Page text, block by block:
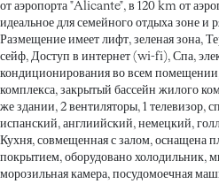
от аэропорта "Alicante", в 120 km от
идеальное для семейного отдыха зоне и
Размещение имеет лифт, зеленая зона,
сейф, Доступ в интернет (wi-fi), Спа,
кондиционирования во всем
комплекса, закрытый бассейн жилого
же здании, 2 вентиляторы, 1 телевизор,
испанский, англиийский, немецкий,
Кухня, совмещенная с залом, оснащена
покрытием, оборудовано холодильник,
морозильная камера, посудомоечная